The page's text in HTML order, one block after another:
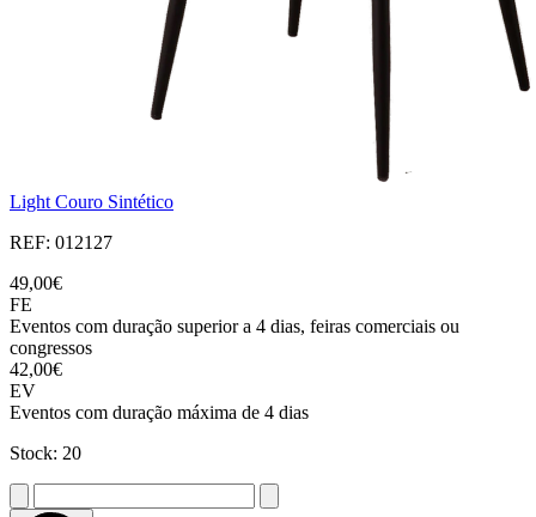
Light Couro Sintético
REF: 012127
49,00€
FE
Eventos com duração superior a 4 dias, feiras comerciais ou
congressos
42,00€
EV
Eventos com duração máxima de 4 dias
Stock: 20